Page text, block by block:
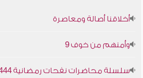
أخلاقنا أصالة ومعاصرة
وأمنهم من خوف 9
سلسلة محاضرات نفحات رمضانية 1444هـ